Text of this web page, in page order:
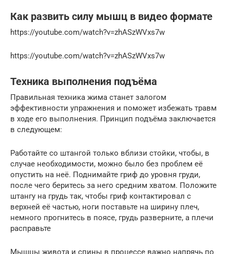
Как развить силу мышц в видео формате
https://youtube.com/watch?v=zhASzWVxs7w
https://youtube.com/watch?v=zhASzWVxs7w
Техника выполнения подъёма
Правильная техника жима станет залогом
эффективности упражнения и поможет избежать травм
в ходе его выполнения. Принцип подъёма заключается
в следующем:
Работайте со штангой только вблизи стойки, чтобы, в
случае необходимости, можно было без проблем её
опустить на неё. Поднимайте гриф до уровня груди,
после чего беритесь за него средним хватом. Положите
штангу на грудь так, чтобы гриф контактировал с
верхней её частью, ноги поставьте на ширину плеч,
немного прогнитесь в поясе, грудь разверните, а плечи
расправьте
Мышцы живота и спины в процессе важно напрячь по